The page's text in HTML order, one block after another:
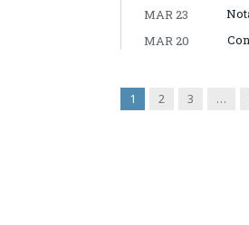
MAR 23
MAR 20
1 2 3 …